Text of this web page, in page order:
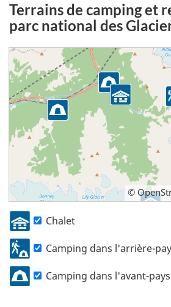
Terrains de camping et
parc national des
©
Basculer
l'affichage
de
Chalet
Camping dans l'arrière-
Camping dans l'avant-pays